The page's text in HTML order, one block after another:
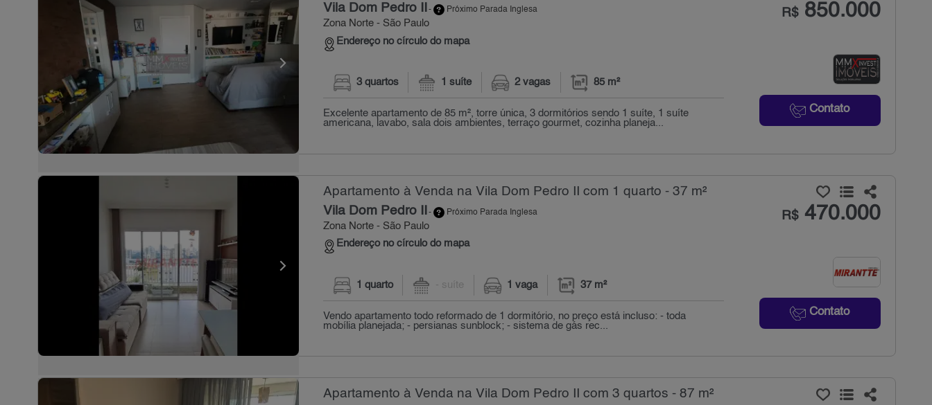
Vila Dom Pedro II - Próximo Parada Inglesa
Zona Norte - São Paulo
Endereço no círculo do mapa
R$850.000
Contato
3 quartos 1 suíte 2 vagas 85 m²
Excelente apartamento de 85 m², torre única, 3 dormitórios sendo 1 suíte, 1 suíte
americana, lavabo, sala dois ambientes, terraço gourmet, cozinha planeja...
Apartamento à Venda na Vila Dom Pedro II com 1 quarto - 37 m²
Vila Dom Pedro II - Próximo Parada Inglesa
Zona Norte - São Paulo
Endereço no círculo do mapa
R$470.000
Contato
1 quarto - suíte 1 vaga 37 m²
Vendo apartamento todo reformado de 1 dormitório, no preço está incluso: - toda
mobília planejada; - persianas sunblock; - sistema de gás rec...
Apartamento à Venda na Vila Dom Pedro II com 3 quartos - 87 m²